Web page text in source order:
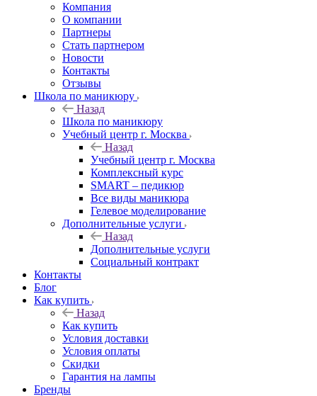
Компания
О компании
Партнеры
Стать партнером
Новости
Контакты
Отзывы
Школа по маникюру
Назад
Школа по маникюру
Учебный центр г. Москва
Назад
Учебный центр г. Москва
Комплексный курс
SMART – педикюр
Все виды маникюра
Гелевое моделирование
Дополнительные услуги
Назад
Дополнительные услуги
Социальный контракт
Контакты
Блог
Как купить
Назад
Как купить
Условия доставки
Условия оплаты
Скидки
Гарантия на лампы
Бренды